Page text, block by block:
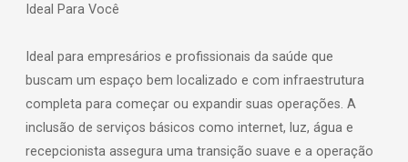
Ideal Para Você
Ideal para empresários e profissionais da saúde que
buscam um espaço bem localizado e com infraestrutura
completa para começar ou expandir suas operações. A
inclusão de serviços básicos como internet, luz, água e
recepcionista assegura uma transição suave e a operação